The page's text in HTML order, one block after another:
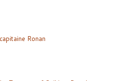
Ronan